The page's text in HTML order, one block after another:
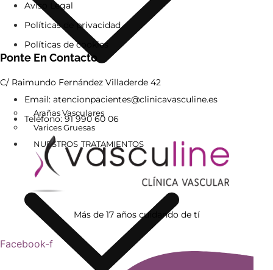
Arañas Vasculares
Varices Gruesas
NUESTROS TRATAMIENTOS
Aviso Legal
Políticas de privacidad
Políticas de cookies
Ponte En Contacto
C/ Raimundo Fernández Villaderde 42
Email: atencionpacientes@clinicavasculine.es
Teléfono: 91 990 60 06
Más de 17 años cuidando de tí
Facebook-f